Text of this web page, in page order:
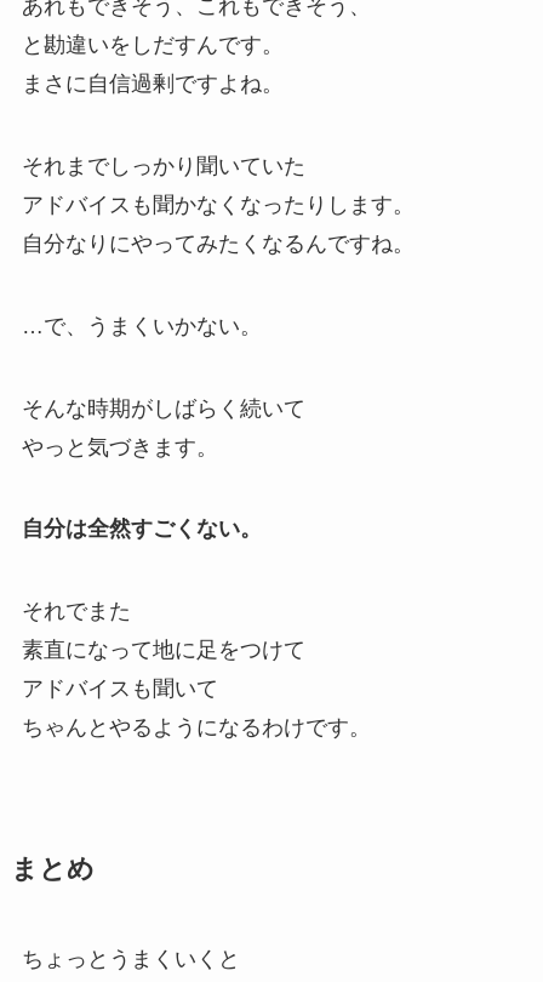
あれもできそう、これもできそう、
と勘違いをしだすんです。
まさに自信過剰ですよね。
それまでしっかり聞いていた
アドバイスも聞かなくなったりします。
自分なりにやってみたくなるんですね。
…で、うまくいかない。
そんな時期がしばらく続いて
やっと気づきます。
自分は全然すごくない。
それでまた
素直になって地に足をつけて
アドバイスも聞いて
ちゃんとやるようになるわけです。
まとめ
ちょっとうまくいくと